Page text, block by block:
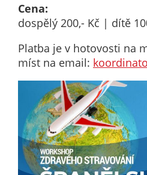
Cena:
dospělý 200,- Kč | dítě
Platba je v hotovosti na
míst na email: